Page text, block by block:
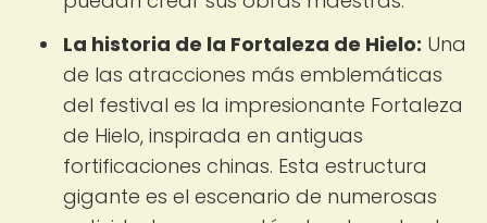
La historia de la Fortaleza de Hielo: Una
de las atracciones más emblemáticas
del festival es la impresionante Fortaleza
de Hielo, inspirada en antiguas
fortificaciones chinas. Esta estructura
gigante es el escenario de numerosas